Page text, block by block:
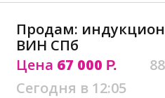
Продам:
ВИН СПб
Цена 67 000 Р.
Сегодня в 12:05